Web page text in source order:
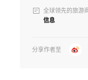
全球领先的旅游
信息
分享作者至